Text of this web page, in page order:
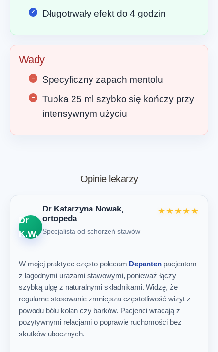
Długotrwały efekt do 4 godzin
Wady
Specyficzny zapach mentolu
Tubka 25 ml szybko się kończy przy
intensywnym użyciu
Opinie lekarzy
Dr
K.W.
Dr Katarzyna Nowak,
ortopeda
Specjalista od schorzeń stawów
★★★★★
W mojej praktyce często polecam Depanten pacjentom
z łagodnymi urazami stawowymi, ponieważ łączy
szybką ulgę z naturalnymi składnikami. Widzę, że
regularne stosowanie zmniejsza częstotliwość wizyt z
powodu bólu kolan czy barków. Pacjenci wracają z
pozytywnymi relacjami o poprawie ruchomości bez
skutków ubocznych.